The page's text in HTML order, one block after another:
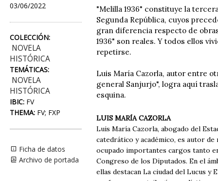
03/06/2022
COLECCIÓN:
NOVELA
HISTÓRICA
TEMÁTICAS:
NOVELA
HISTÓRICA
IBIC: FV
THEMA: FV; FXP
Ficha de datos
Archivo de portada
"Melilla 1936" constituye la
Segunda República, cuyos
gran diferencia respecto de
1936" son reales. Y todos ellos
repetirse.
Luis María Cazorla, autor entre
general Sanjurjo", logra aquí
esquina.
LUIS MARÍA CAZORLA
Luis María Cazorla, abogado del
catedrático y académico, es autor
ocupado importantes cargos tanto
Congreso de los Diputados. En el
ellas destacan La ciudad del Lucus y